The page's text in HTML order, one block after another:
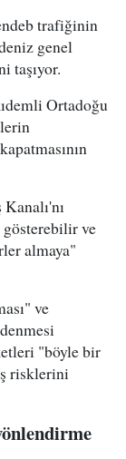
trafiğinin
genel
taşıyor.
Ortadoğu
gösterebilir ve
almaya"
ve
"böyle bir
risklerini